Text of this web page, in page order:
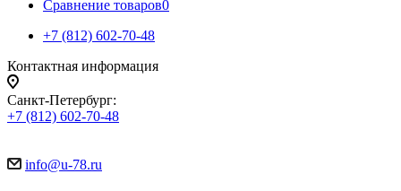
Сравнение товаров0
+7 (812) 602-70-48
Контактная информация
Санкт-Петербург:
+7 (812) 602-70-48
info@u-78.ru